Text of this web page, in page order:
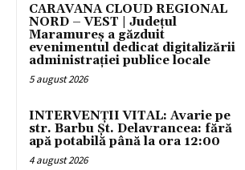
CARAVANA CLOUD REGIONAL
NORD – VEST | Județul
Maramureș a găzduit
evenimentul dedicat digitalizării
administrației publice locale
5 august 2026
INTERVENȚII VITAL: Avarie pe
str. Barbu Șt. Delavrancea: fără
apă potabilă până la ora 12:00
4 august 2026